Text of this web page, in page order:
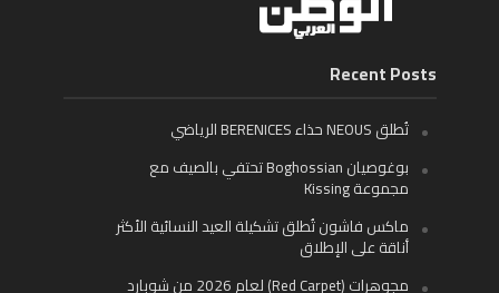
Recent Posts
تُطلق NEOUS حذاء BERENICES الرياضي
بوغوصيان Boghossian تحتفي بالصيف مع
مجموعة Kissing
ماكس فاشون تُطلق تشكيلة العيد النسائية الأكثر
أناقة على الإطلاق
مجوهرات (Red Carpet) لعام 2026 من شوبارد